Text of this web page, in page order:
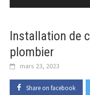
Installation de
plombier
mars 23, 2023
Share on facebook